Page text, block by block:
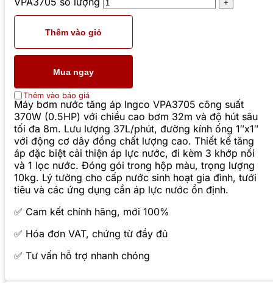
Thêm vào giỏ
Mua ngay
Thêm vào báo giá
Máy bơm nước tăng áp Ingco VPA3705 công suất
370W (0.5HP) với chiều cao bơm 32m và độ hút sâu
tối đa 8m. Lưu lượng 37L/phút, đường kính ống 1″x1″
với động cơ dây đồng chất lượng cao. Thiết kế tăng
áp đặc biệt cải thiện áp lực nước, đi kèm 3 khớp nối
và 1 lọc nước. Đóng gói trong hộp màu, trọng lượng
10kg. Lý tưởng cho cấp nước sinh hoạt gia đình, tưới
tiêu và các ứng dụng cần áp lực nước ổn định.
✅ Cam kết chính hãng, mới 100%
✅ Hóa đơn VAT, chứng từ đầy đủ
✅ Tư vấn hỗ trợ nhanh chóng